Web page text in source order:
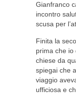
Gianfranco
incontro
scusa per
Finita la
prima che io
chiese da
spiegai che
viaggio
ufficiosa e